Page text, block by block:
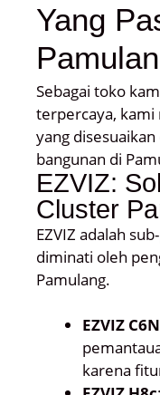
Yang
Sebagai toko
terpercaya,
yang
bangunan di
EZVIZ:
Cluster
EZVIZ adalah
diminati oleh
Pamulang.
EZVIZ
karena